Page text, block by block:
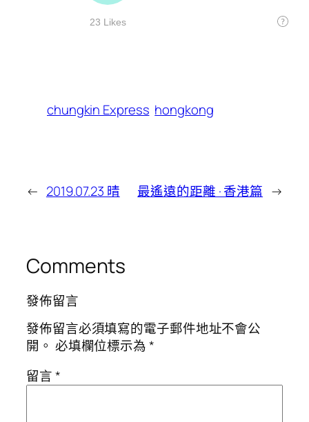
chungkin Express hongkong
← 2019.07.23 晴 最遙遠的距離 · 香港篇 →
Comments
發佈留言
發佈留言必須填寫的電子郵件地址不會公
開。 必填欄位標示為*
留言*